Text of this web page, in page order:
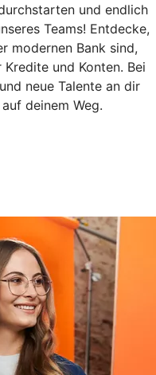
und endlich
Teams! Entdecke,
modernen Bank sind,
und Konten. Bei
neue Talente an dir
deinem Weg.